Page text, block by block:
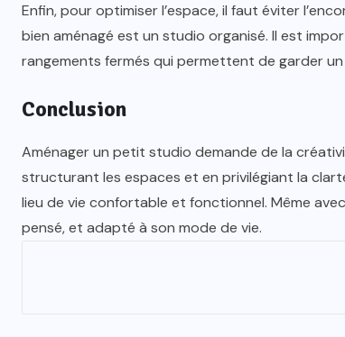
Enfin, pour optimiser l’espace, il faut éviter
bien aménagé est un studio organisé. Il est
rangements fermés qui permettent de garder
Conclusion
Aménager un petit studio demande de la
structurant les espaces et en privilégiant la
lieu de vie confortable et fonctionnel. Même
pensé, et adapté à son mode de vie.